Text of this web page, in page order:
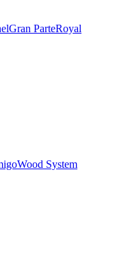
Gran ParteRoyal
Wood System